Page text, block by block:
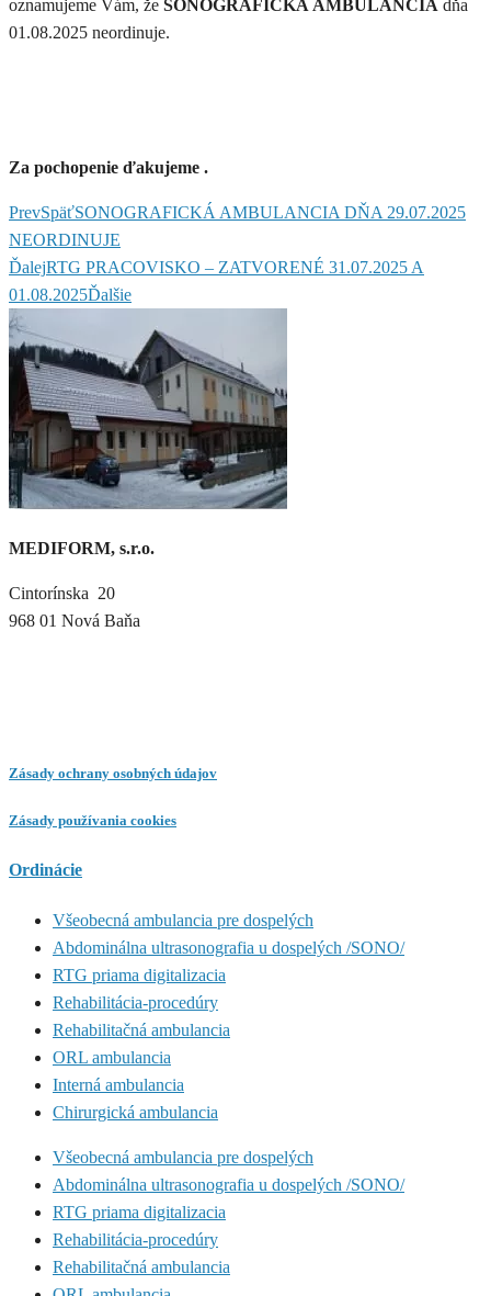
oznamujeme Vám, že SONOGRAFICKÁ AMBULANCIA dňa
01.08.2025 neordinuje.
Za pochopenie ďakujeme .
PrevSpäťSONOGRAFICKÁ AMBULANCIA DŇA 29.07.2025
NEORDINUJE
ĎalejRTG PRACOVISKO – ZATVORENÉ 31.07.2025 A
01.08.2025Ďalšie
MEDIFORM, s.r.o.
Cintorínska 20
968 01 Nová Baňa
Zásady ochrany osobných údajov
Zásady používania cookies
Ordinácie
Všeobecná ambulancia pre dospelých
Abdominálna ultrasonografia u dospelých /SONO/
RTG priama digitalizacia
Rehabilitácia-procedúry
Rehabilitačná ambulancia
ORL ambulancia
Interná ambulancia
Chirurgická ambulancia
Všeobecná ambulancia pre dospelých
Abdominálna ultrasonografia u dospelých /SONO/
RTG priama digitalizacia
Rehabilitácia-procedúry
Rehabilitačná ambulancia